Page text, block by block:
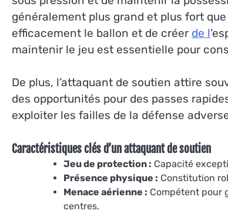
généralement plus grand et plus fort
efficacement le ballon et de créer de l
maintenir le jeu est essentielle pour
De plus, l’attaquant de soutien attire
des opportunités pour des passes
exploiter les failles de la défense
Caractéristiques clés d’un attaquant de soutien
Jeu de protection : Capacité
Présence physique : Constitution
Menace aérienne : Compétent pour
centres.